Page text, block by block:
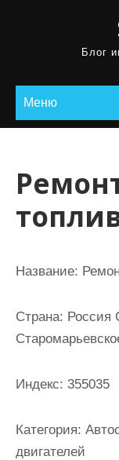
Блог
Меню
Название:
Страна: Россия
Индекс: 355035
Категория:
двигателей